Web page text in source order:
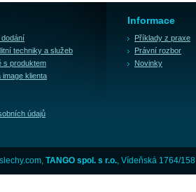
dodání
techniky a služeb
s produktem
klienta
údajů
Informace
Příklady z praxe
Právní rozbor
Novinky
TANGO spol. s r.o. , Vídeňská 1764/